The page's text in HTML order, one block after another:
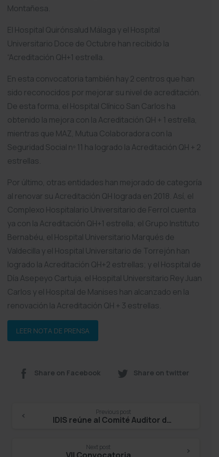
Montañesa.
El Hospital Quirónsalud Málaga y el Hospital
Universitario Doce de Octubre han recibido la
“Acreditación QH+1 estrella.
En esta convocatoria también hay 2 centros que han
sido reconocidos por mejorar su nivel de acreditación.
De esta forma, el Hospital Clínico San Carlos ha
obtenido la mejora con la Acreditación QH + 1 estrella,
mientras que MAZ, Mutua Colaboradora con la
Seguridad Social nº 11 ha logrado la Acreditación QH + 2
estrellas.
Por último, otras entidades han mejorado de categoría
al renovar su Acreditación QH lograda en 2018. Así, el
Complexo Hospitalario Universitario de Ferrol cuenta
ya con la Acreditación QH+1 estrella; el Grupo Instituto
Bernabéu, el Hospital Universitario Marqués de
Valdecilla y el Hospital Universitario de Torrejón han
logrado la Acreditación QH+2 estrellas; y el Hospital de
Día Asepeyo Cartuja, el Hospital Universitario Rey Juan
Carlos y el Hospital de Manises han alcanzado en la
renovación la Acreditación QH + 3 estrellas.
LEER NOTA DE PRENSA
Share on Facebook Share on twitter
Continue
Previous post
IDIS reúne al Comité Auditor de Acreditación QH para analizar los méritos de las organizaciones asistenciales en su VII edición
Next post